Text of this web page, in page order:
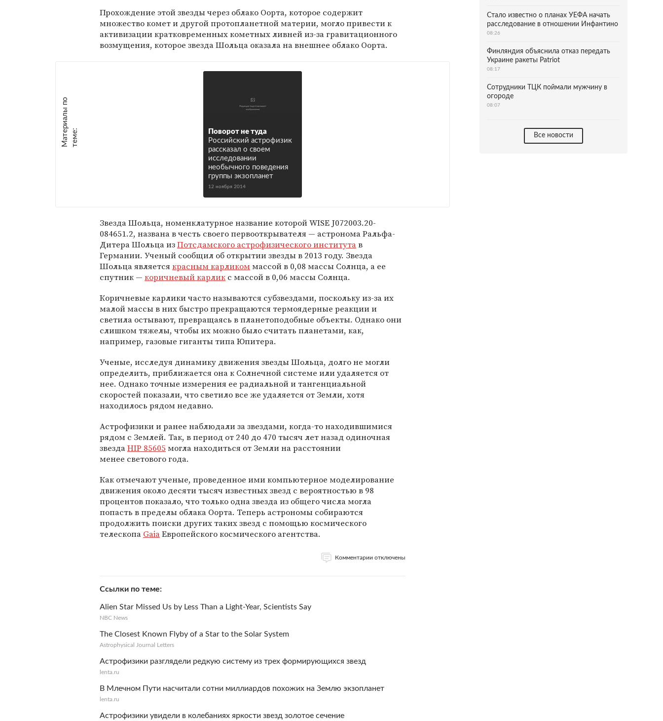
Прохождение этой звезды через облако Оорта, которое содержит
множество комет и другой протопланетной материи, могло привести к
активизации кратковременных кометных ливней из-за гравитационного
возмущения, которое звезда Шольца оказала на внешнее облако Оорта.
М
а
т е
р
и
а
л
ы
п
о
т
е
м
е :
Поворот не туда
Российский астрофизик
рассказал о своем
исследовании
необычного поведения
группы экзопланет
12 ноября 2014
Звезда Шольца, номенклатурное название которой WISE J072003.20-
084651.2, названа в честь своего первооткрывателя — астронома Ральфа-
Дитера Шольца изПотсдамского астрофизического институтав
Германии. Ученый сообщил об открытии звезды в 2013 году. Звезда
Шольца являетсякрасным карликом массой в 0,08 массы Солнца, а ее
спутник — коричневый карлик с массой в 0,06 массы Солнца.
Коричневые карлики часто называются субзвездами, поскольку из-за их
малой массы в них быстро прекращаются термоядерные реакции и
светила остывают, превращаясь в планетоподобные объекты. Однако они
слишком тяжелы, чтобы их можно было считать планетами, как,
например, газовые гиганты типа Юпитера.
Ученые, исследуя динамику движения звезды Шольца, долго не могли
определить, приближается она к Солнечной системе или удаляется от
нее. Однако точные измерения ее радиальной и тангенциальной
скоростей показали, что светило все же удаляется от Земли, хотя
находилось рядом недавно.
Астрофизики и ранее наблюдали за звездами, когда-то находившимися
рядом с Землей. Так, в период от 240 до 470 тысяч лет назад одиночная
звездаHIP 85605 могла находиться от Земли на расстоянии
менее светового года.
Как отмечают ученые, проведенное ими компьютерное моделирование
движения около десяти тысяч известных звезд с вероятностью в 98
процентов показало, что только одна звезда из общего числа могла
попасть в пределы облака Оорта. Теперь астрономы собираются
продолжить поиски других таких звезд с помощью космического
телескопа GaiaЕвропейского космического агентства.
Комментарии отключены
Ссылки по теме
Alien Star Missed Us by Less Than a Light-Year, Scientists Say
NBC News
The Closest Known Flyby of a Star to the Solar System
Astrophysical Journal Letters
Астрофизики разглядели редкую систему из трех формирующихся звезд
lenta.ru
В Млечном Пути насчитали сотни миллиардов похожих на Землю экзопланет
lenta.ru
Астрофизики увидели в колебаниях яркости звезд золотое сечение
Стало известно о планах УЕФА начать
расследование в отношении Инфантино
08:26
Финляндия объяснила отказ передать
Украине ракеты Patriot
08:17
Сотрудники ТЦК поймали мужчину в
огороде
08:07
Все новости